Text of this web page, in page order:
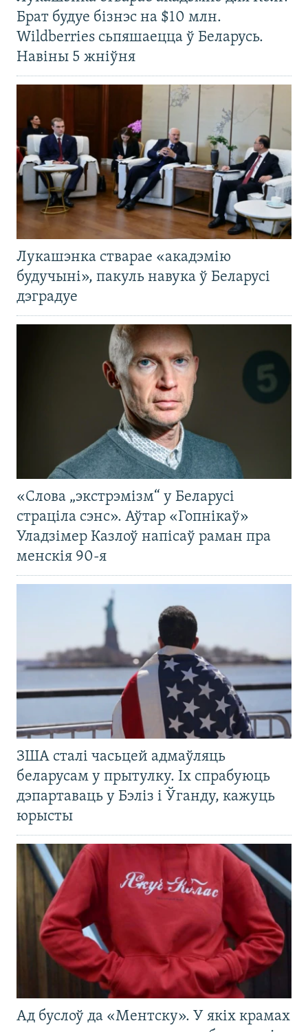
Брат будуе бізнэс на $10 млн.
Wildberries сьпяшаецца ў Беларусь.
Навіны 5 жніўня
Лукашэнка стварае «акадэмію
будучыні», пакуль навука ў Беларусі
дэградуе
«Слова „экстрэмізм“ у Беларусі
страціла сэнс». Аўтар «Гопнікаў»
Уладзімер Казлоў напісаў раман пра
менскія 90-я
ЗША сталі часьцей адмаўляць
беларусам у прытулку. Іх спрабуюць
дэпартаваць у Бэліз і Ўганду, кажуць
юрысты
Ад буслоў да «Ментску». У якіх крамах